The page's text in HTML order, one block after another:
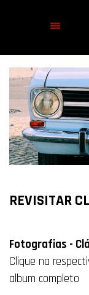
REVISITAR
Fotografias -
Clique na
album completo